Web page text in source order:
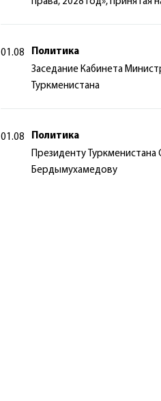
01.08
Политика
Заседание Кабинета
Туркменистана
01.08
Политика
Президенту Туркменистана
Бердымухамедову